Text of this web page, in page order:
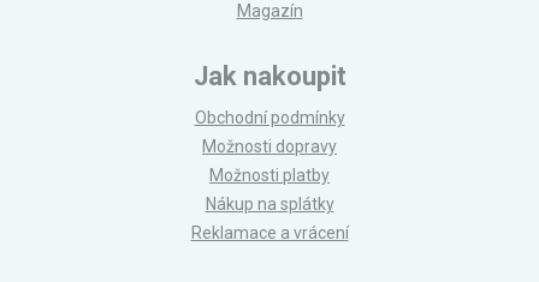
Magazín
Jak nakoupit
Obchodní podmínky
Možnosti dopravy
Možnosti platby
Nákup na splátky
Reklamace a vrácení